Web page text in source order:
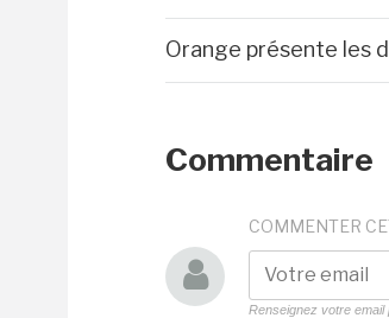
Orange présente les
Commentaire
COMMENTER
Renseignez votre